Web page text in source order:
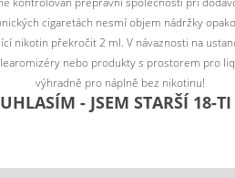
cigaretách nesmí objem nádržky
nikotin překročit 2 ml. V návaznosti na
nebo produkty s prostorem pro
výhradně pro náplně bez nikotinu!
- JSEM STARŠÍ 18-TI